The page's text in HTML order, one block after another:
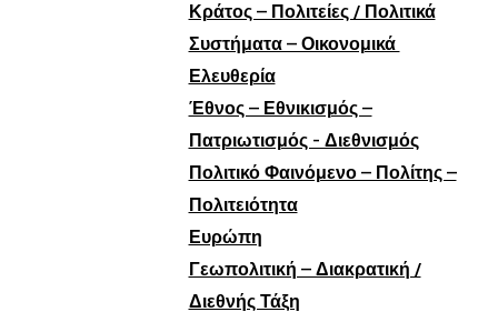
Κράτος – Πολιτείες / Πολιτικά
Συστήματα – Οικονομικά
Ελευθερία
Έθνος – Εθνικισμός –
Πατριωτισμός - Διεθνισμός
Πολιτικό Φαινόμενο – Πολίτης –
Πολιτειότητα
Ευρώπη
Γεωπολιτική – Διακρατική /
Διεθνής Τάξη